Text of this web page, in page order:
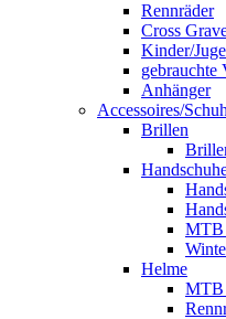
Rennräder
Cross
Kinder/
gebrauchte
Anhänger
Accessoires/
Brillen
MTB
Helme
MTB